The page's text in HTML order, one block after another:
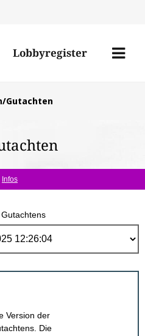
Lobbyregister
Menü
Gutachten
Infos
Version der
Die